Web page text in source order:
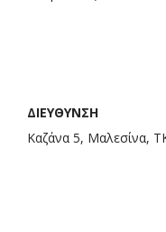
ΔΙΕΥΘΥΝΣΗ
Καζάνα 5, Μαλεσίνα,